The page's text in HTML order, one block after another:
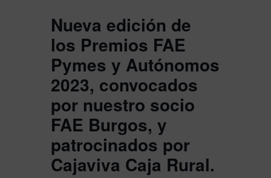
Nueva edición de
los Premios FAE
Pymes y Autónomos
2023, convocados
por nuestro socio
FAE Burgos, y
patrocinados por
Cajaviva Caja Rural.